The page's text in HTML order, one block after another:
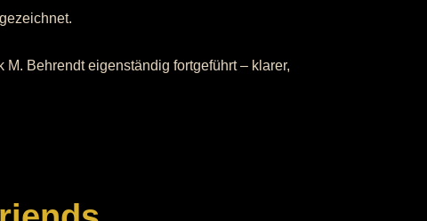
Behrendt eigenständig fortgeführt – klarer,